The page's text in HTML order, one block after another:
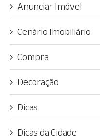
Anunciar Imóvel
Cenário Imobiliário
Compra
Decoração
Dicas
Dicas da Cidade